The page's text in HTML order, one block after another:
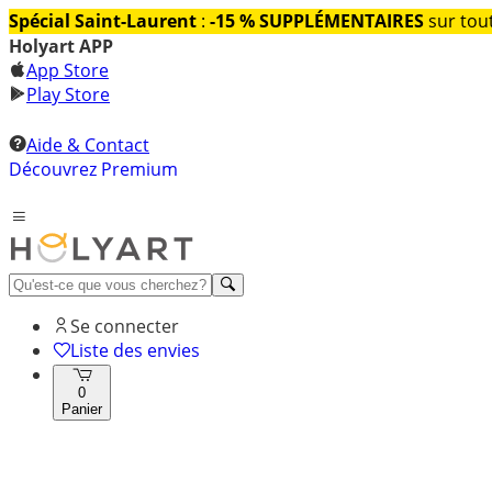
Spécial Saint-Laurent : -15 % SUPPLÉMENTAIRESsur
Holyart APP
App Store
Play Store
Aide & Contact
Découvrez Premium
Se connecter
Liste des envies
0
Panier